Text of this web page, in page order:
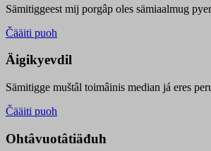
Sämitiggeest mij porgâp oles sämiaalmug
Čääiti puoh
Äigikyevdil
Sämitigge muštâl toimâinis median já eres
Čääiti puoh
Ohtâvuotâtiäđuh